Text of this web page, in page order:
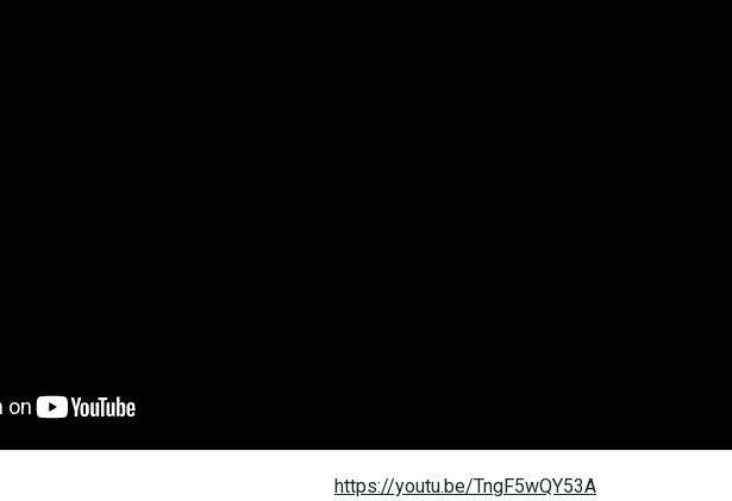
https://youtu.be/TngF5wQY53A